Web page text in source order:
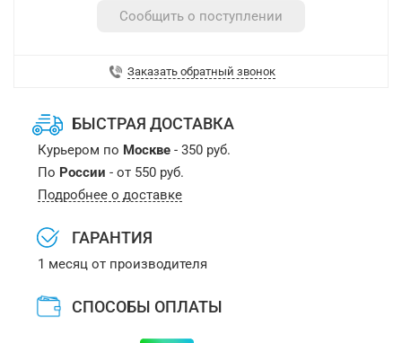
Сообщить о поступлении
Заказать обратный звонок
БЫСТРАЯ ДОСТАВКА
Курьером по Москве- 350 руб.
По России - от 550 руб.
Подробнее о доставке
ГАРАНТИЯ
1 месяц от производителя
СПОСОБЫ ОПЛАТЫ